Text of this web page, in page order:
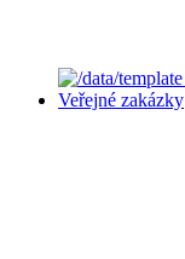
Veřejné zakázky